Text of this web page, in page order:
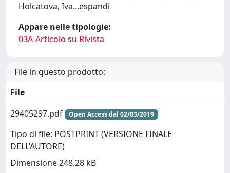
Holcatova, Iva...espandi
Appare nelle tipologie:
03A-Articolo su Rivista
File in questo prodotto:
File
29405297.pdf
Open Access dal 02/03/2019
Tipo di file: POSTPRINT (VERSIONE FINALE
DELL’AUTORE)
Dimensione 248.28 kB